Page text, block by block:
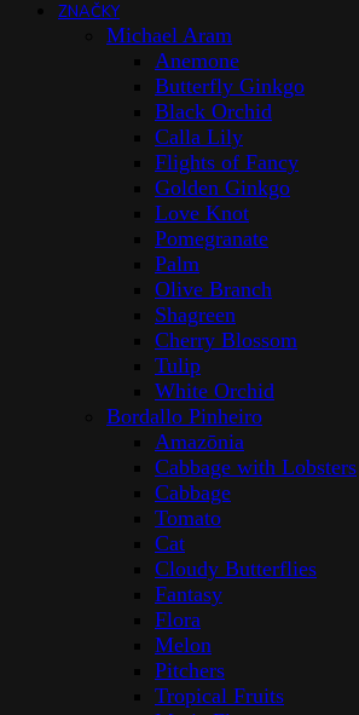
ZNAČKY
Michael Aram
Anemone
Butterfly Ginkgo
Black Orchid
Calla Lily
Flights of Fancy
Golden Ginkgo
Love Knot
Pomegranate
Palm
Olive Branch
Shagreen
Cherry Blossom
Tulip
White Orchid
Bordallo Pinheiro
Amazōnia
Cabbage with Lobsters
Cabbage
Tomato
Cat
Cloudy Butterflies
Fantasy
Flora
Melon
Pitchers
Tropical Fruits